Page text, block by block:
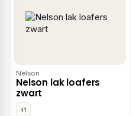
Nelson
Nelson lak loafers
zwart
41